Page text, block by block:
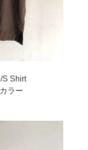
S Shirt
ラー